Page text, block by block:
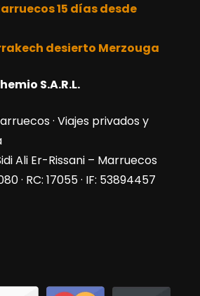
15 días desde
desierto Merzouga
S.A.R.L.
· Viajes privados y
Ali Er-Rissani – Marruecos
· RC: 17055 · IF: 53894457